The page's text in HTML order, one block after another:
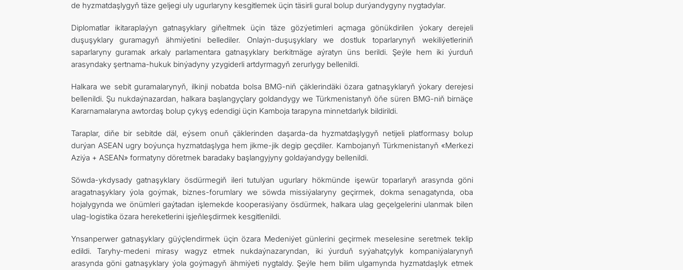
de hyzmatdaşlygyň täze geljegi uly ugurlaryny kesgitlemek üçin täsirli gural bolup durýandygyny nygtadylar.
Diplomatlar ikitaraplaýyn gatnaşyklary giňeltmek üçin täze gözýetimleri açmaga gönükdirilen ýokary derejeli
duşuşyklary guramagyň ähmiýetini bellediler. Onlaýn-duşuşyklary we dostluk toparlarynyň wekiliýetleriniň
saparlaryny guramak arkaly parlamentara gatnaşyklary berkitmäge aýratyn üns berildi. Şeýle hem iki ýurduň
arasyndaky şertnama-hukuk binýadyny yzygiderli artdyrmagyň zerurlygy bellenildi.
Halkara we sebit guramalarynyň, ilkinji nobatda bolsa BMG-niň çäklerindäki özara gatnaşyklaryň ýokary derejesi
bellenildi. Şu nukdaýnazardan, halkara başlangyçlary goldandygy we Türkmenistanyň öňe süren BMG-niň birnäçe
Kararnamalaryna awtordaş bolup çykyş edendigi üçin Kamboja tarapyna minnetdarlyk bildirildi.
Taraplar, diňe bir sebitde däl, eýsem onuň çäklerinden daşarda-da hyzmatdaşlygyň netijeli platformasy bolup
durýan ASEAN ugry boýunça hyzmatdaşlyga hem jikme-jik degip geçdiler. Kambojanyň Türkmenistanyň «Merkezi
Aziýa + ASEAN» formatyny döretmek baradaky başlangyjyny goldaýandygy bellenildi.
Söwda-ykdysady gatnaşyklary ösdürmegiň ileri tutulýan ugurlary hökmünde işewür toparlaryň arasynda göni
aragatnaşyklary ýola goýmak, biznes-forumlary we söwda missiýalaryny geçirmek, dokma senagatynda, oba
hojalygynda we önümleri gaýtadan işlemekde kooperasiýany ösdürmek, halkara ulag geçelgelerini ulanmak bilen
ulag-logistika özara hereketlerini işjeňleşdirmek kesgitlenildi.
Ynsanperwer gatnaşyklary güýçlendirmek üçin özara Medeniýet günlerini geçirmek meselesine seretmek teklip
edildi. Taryhy-medeni mirasy wagyz etmek nukdaýnazaryndan, iki ýurduň syýahatçylyk kompaniýalarynyň
arasynda göni gatnaşyklary ýola goýmagyň ähmiýeti nygtaldy. Şeýle hem bilim ulgamynda hyzmatdaşlyk etmek